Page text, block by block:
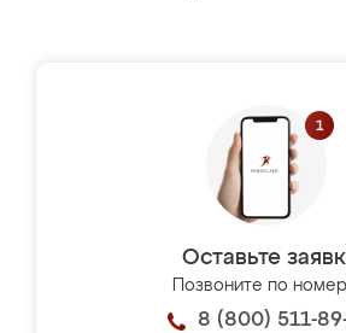
Оставьте
Позвоните по
8 (800) 511-